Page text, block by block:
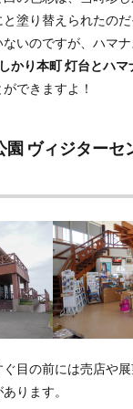
塗り替えられたのだ
いのですが、ハマ
かり本町 灯台とハマ
できますよ！
園 ヴィジター
目の前には売店や
ります。